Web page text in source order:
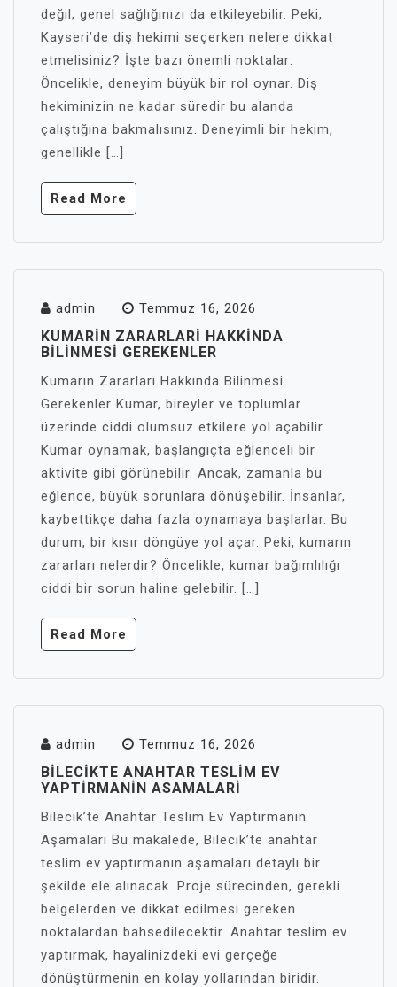
değil, genel sağlığınızı da etkileyebilir. Peki,
Kayseri’de diş hekimi seçerken nelere dikkat
etmelisiniz? İşte bazı önemli noktalar:
Öncelikle, deneyim büyük bir rol oynar. Diş
hekiminizin ne kadar süredir bu alanda
çalıştığına bakmalısınız. Deneyimli bir hekim,
genellikle […]
Read More
admin Temmuz 16, 2026
KUMARIN ZARARLARI HAKKINDA
BILINMESI GEREKENLER
Kumarın Zararları Hakkında Bilinmesi
Gerekenler Kumar, bireyler ve toplumlar
üzerinde ciddi olumsuz etkilere yol açabilir.
Kumar oynamak, başlangıçta eğlenceli bir
aktivite gibi görünebilir. Ancak, zamanla bu
eğlence, büyük sorunlara dönüşebilir. İnsanlar,
kaybettikçe daha fazla oynamaya başlarlar. Bu
durum, bir kısır döngüye yol açar. Peki, kumarın
zararları nelerdir? Öncelikle, kumar bağımlılığı
ciddi bir sorun haline gelebilir. […]
Read More
admin Temmuz 16, 2026
BILECIKTE ANAHTAR TESLIM EV
YAPTIRMANIN ASAMALARI
Bilecik’te Anahtar Teslim Ev Yaptırmanın
Aşamaları Bu makalede, Bilecik’te anahtar
teslim ev yaptırmanın aşamaları detaylı bir
şekilde ele alınacak. Proje sürecinden, gerekli
belgelerden ve dikkat edilmesi gereken
noktalardan bahsedilecektir. Anahtar teslim ev
yaptırmak, hayalinizdeki evi gerçeğe
dönüştürmenin en kolay yollarından biridir.